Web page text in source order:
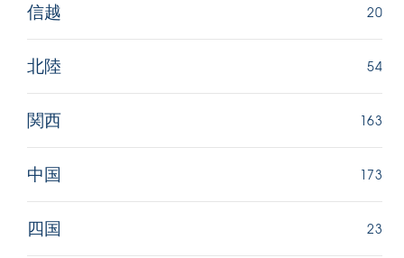
信越 20
北陸 54
関西 163
中国 173
四国 23